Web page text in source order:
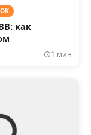
как
1 мин